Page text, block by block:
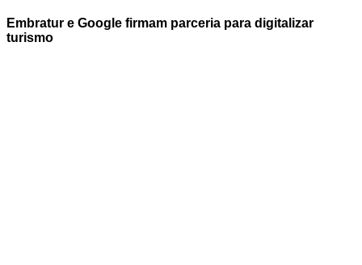
Embratur e Google firmam parceria para digitalizar
turismo